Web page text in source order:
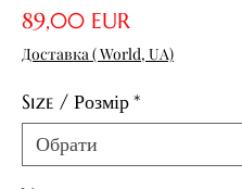
89,00 EUR
Доставка ( World, UA)
Size / Розмір*